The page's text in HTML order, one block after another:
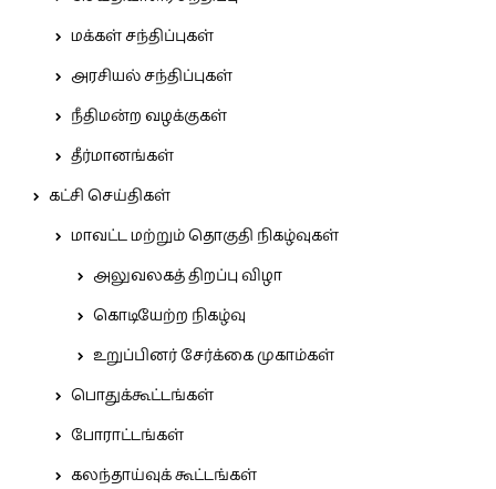
மக்கள் சந்திப்புகள்
அரசியல் சந்திப்புகள்
நீதிமன்ற வழக்குகள்
தீர்மானங்கள்
கட்சி செய்திகள்
மாவட்ட மற்றும் தொகுதி நிகழ்வுகள்
அலுவலகத் திறப்பு விழா
கொடியேற்ற நிகழ்வு
உறுப்பினர் சேர்க்கை முகாம்கள்
பொதுக்கூட்டங்கள்
போராட்டங்கள்
கலந்தாய்வுக் கூட்டங்கள்